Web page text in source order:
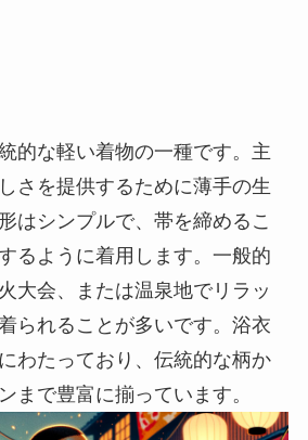
的な軽い着物の一種です。主
さを提供するために薄手の生
はシンプルで、帯を締めるこ
るように着用します。一般的
大会、または温泉地でリラッ
られることが多いです。浴衣
わたっており、伝統的な柄か
まで豊富に揃っています。